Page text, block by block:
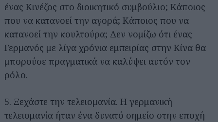
ένας Κινέζος στο διοικητικό συμβούλιο; Κάποιος
που να κατανοεί την αγορά; Κάποιος που να
κατανοεί την κουλτούρα; Δεν νομίζω ότι ένας
Γερμανός με λίγα χρόνια εμπειρίας στην Κίνα θα
μπορούσε πραγματικά να καλύψει αυτόν τον
ρόλο.
5. Ξεχάστε την τελειομανία. Η γερμανική
τελειομανία ήταν ένα δυνατό σημείο στην εποχή